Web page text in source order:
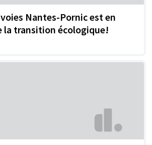
Nantes-Pornic est en
la transition écologique!